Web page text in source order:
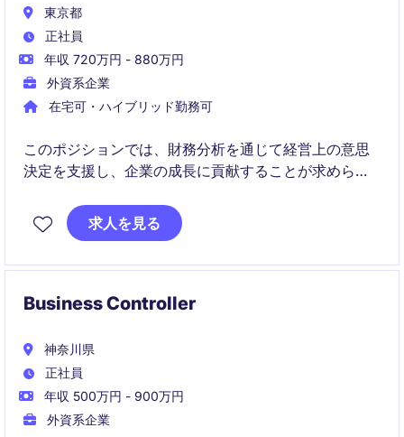
東京都
正社員
年収 720万円 - 880万円
外資系企業
在宅可・ハイブリッド勤務可
このポジションでは、財務分析を通じて経営上の意思
決定を支援し、企業の成長に貢献することが求められ
を拠点に活躍できる方を募集します。
求人を見る
Business Controller
神奈川県
正社員
年収 500万円 - 900万円
外資系企業